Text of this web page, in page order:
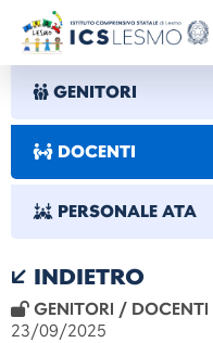
GENITORI
DOCENTI
PERSONALE ATA
INDIETRO
GENITORI / DOCENTI
23/09/2025